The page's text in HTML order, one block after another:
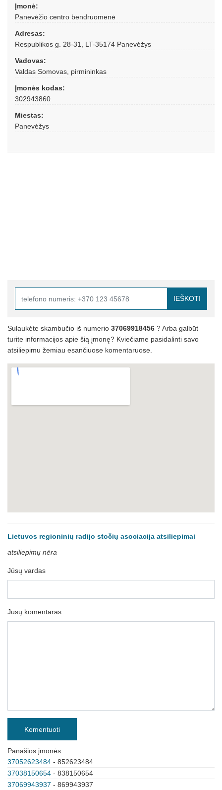
Įmonė:
Panevėžio centro bendruomenė
Adresas:
Respublikos g. 28-31, LT-35174 Panevėžys
Vadovas:
Valdas Somovas, pirmininkas
Įmonės kodas:
302943860
Miestas:
Panevėžys
IEŠKOTI
Sulaukėte skambučio iš numerio 37069918456 ? Arba galbūt
turite informacijos apie šią įmonę? Kviečiame pasidalinti savo
atsiliepimu žemiau esančiuose komentaruose.
Lietuvos regioninių radijo stočių asociacija atsiliepimai
atsiliepimų nėra
Jūsų vardas
Jūsų komentaras
Komentuoti
Panašios įmonės:
37052623484 - 852623484
37038150654 - 838150654
37069943937 - 869943937